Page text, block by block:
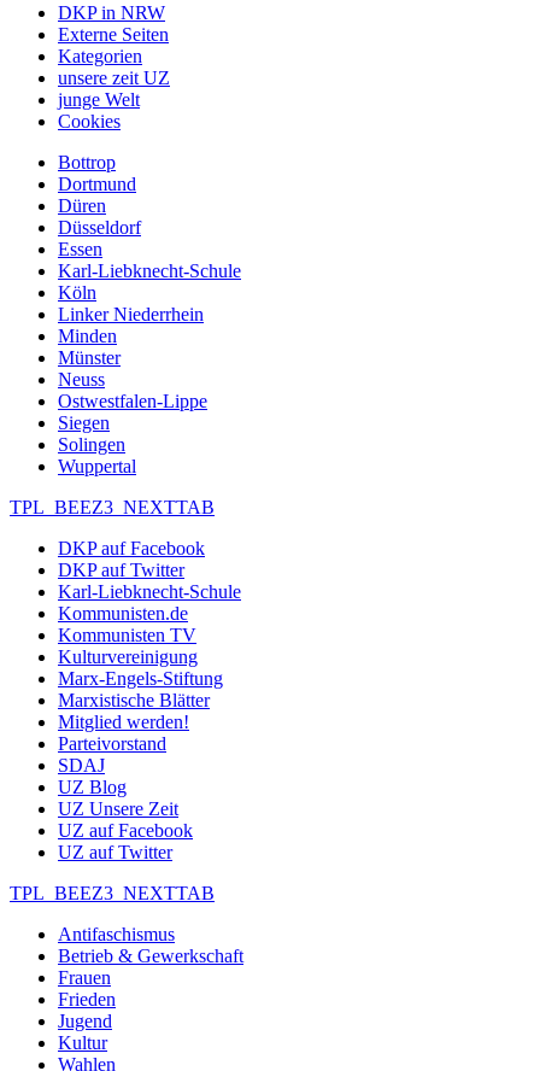
DKP in NRW
Externe Seiten
Kategorien
unsere zeit UZ
junge Welt
Cookies
Bottrop
Dortmund
Düren
Düsseldorf
Essen
Karl-Liebknecht-Schule
Köln
Linker Niederrhein
Minden
Münster
Neuss
Ostwestfalen-Lippe
Siegen
Solingen
Wuppertal
TPL_BEEZ3_NEXTTAB
DKP auf Facebook
DKP auf Twitter
Karl-Liebknecht-Schule
Kommunisten.de
Kommunisten TV
Kulturvereinigung
Marx-Engels-Stiftung
Marxistische Blätter
Mitglied werden!
Parteivorstand
SDAJ
UZ Blog
UZ Unsere Zeit
UZ auf Facebook
UZ auf Twitter
TPL_BEEZ3_NEXTTAB
Antifaschismus
Betrieb & Gewerkschaft
Frauen
Frieden
Jugend
Kultur
Wahlen